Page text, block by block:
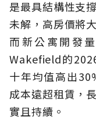
是最具結構性支
未解，高房價將
而新公寓開發
Wakefield的
十年均值高出
成本遠超租賃，
實且持續。